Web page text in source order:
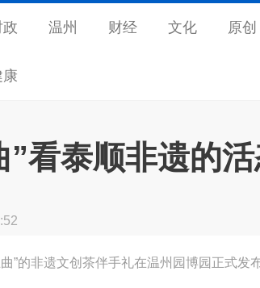
政 温州 财经 文化 原创
康
”看泰顺非遗的
”的非遗文创茶伴手礼在温州园博园正式发布